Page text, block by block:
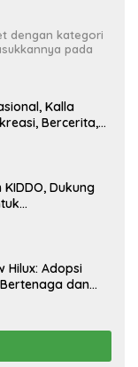
dengan kategori
pada
Kalla
Bercerita,
Dukung
Hilux: Adopsi
Bertenaga dan